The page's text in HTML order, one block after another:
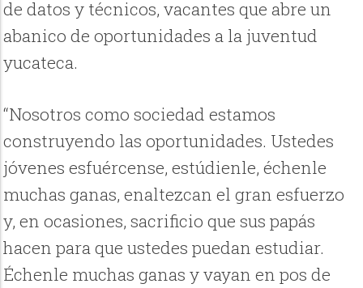
de datos y técnicos, vacantes que abre un
abanico de oportunidades a la juventud
yucateca.
“Nosotros como sociedad estamos
construyendo las oportunidades. Ustedes
jóvenes esfuércense, estúdienle, échenle
muchas ganas, enaltezcan el gran esfuerzo
y, en ocasiones, sacrificio que sus papás
hacen para que ustedes puedan estudiar.
Échenle muchas ganas y vayan en pos de